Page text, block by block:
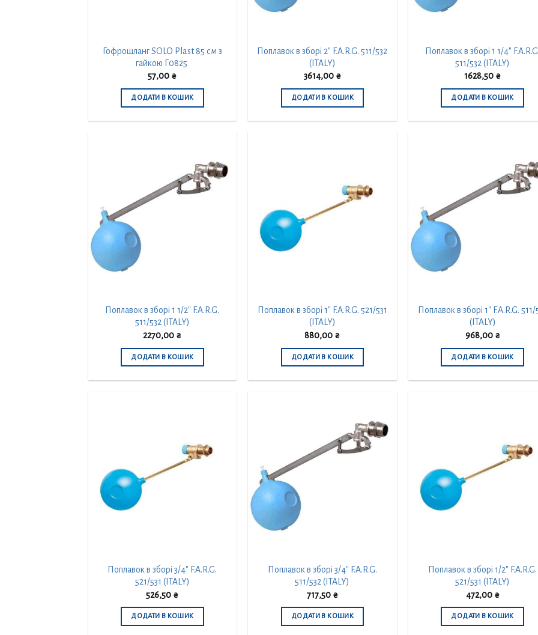
Гофрошланг SOLO Plast 85 см з
гайкою Г0825
57,00 ₴
ДОДАТИ В КОШИК
Поплавок в зборі 2″ F.A.R.G. 511/532
(ITALY)
3614,00 ₴
ДОДАТИ В КОШИК
Поплавок в зборі 1 1/4″
511/532 (ITALY)
1628,50 ₴
ДОДАТИ В КОШИК
Поплавок в зборі 1 1/2″ F.A.R.G.
511/532 (ITALY)
2270,00 ₴
ДОДАТИ В КОШИК
Поплавок в зборі 1″ F.A.R.G. 521/531
(ITALY)
880,00 ₴
ДОДАТИ В КОШИК
Поплавок в зборі 1″ F.A.R.G. 511/
(ITALY)
968,00 ₴
ДОДАТИ В КОШИК
Поплавок в зборі 3/4″ F.A.R.G.
521/531 (ITALY)
526,50 ₴
ДОДАТИ В КОШИК
Поплавок в зборі 3/4″ F.A.R.G.
511/532 (ITALY)
717,50 ₴
ДОДАТИ В КОШИК
Поплавок в зборі 1/2″ F.A.R.G.
521/531 (ITALY)
472,00 ₴
ДОДАТИ В КОШИК